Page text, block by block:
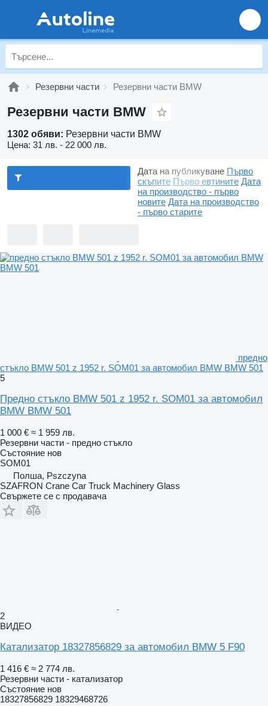
Резервни части Резервни части BMW
Резервни части BMW
1302 обяви: Резервни части BMW
Цена: 31 лв. - 22 000 лв.
Дата на публикуване Първо
скъпите Първо евтините Дата
на производство - първо
новите Дата на производство
- първо старите
предно
стъкло BMW 501 z 1952 r. SOM01 за автомобил BMW BMW 501
5
Предно стъкло BMW 501 z 1952 r. SOM01 за автомобил
BMW BMW 501
1 000 € ≈ 1 959 лв.
Резервни части - предно стъкло
Състояние нов
SOM01
Полша, Pszczyna
SZAFRON Crane Car Truck Machinery Glass
Свържете се с продавача
2
ВИДЕО
Катализатор 18327856829 за автомобил BMW 5 F90
1 416 € ≈ 2 774 лв.
Резервни части - катализатор
Състояние нов
18327856829 18329468726